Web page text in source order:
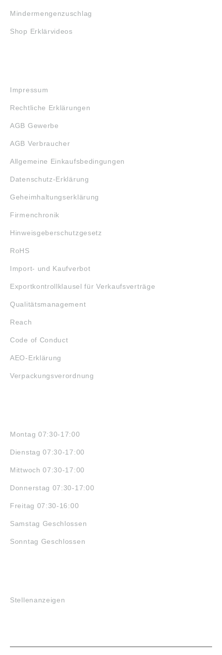
Mindermengenzuschlag
Shop Erklärvideos
Impressum
Rechtliche Erklärungen
AGB Gewerbe
AGB Verbraucher
Allgemeine Einkaufsbedingungen
Datenschutz-Erklärung
Geheimhaltungserklärung
Firmenchronik
Hinweisgeberschutzgesetz
RoHS
Import- und Kaufverbot
Exportkontrollklausel für Verkaufsverträge
Qualitätsmanagement
Reach
Code of Conduct
AEO-Erklärung
Verpackungsverordnung
Montag 07:30-17:00
Dienstag 07:30-17:00
Mittwoch 07:30-17:00
Donnerstag 07:30-17:00
Freitag 07:30-16:00
Samstag Geschlossen
Sonntag Geschlossen
Stellenanzeigen